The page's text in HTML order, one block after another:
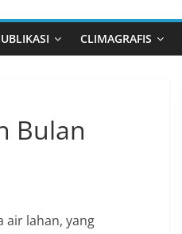
CLIMAGRAFIS
Bulan
air lahan, yang